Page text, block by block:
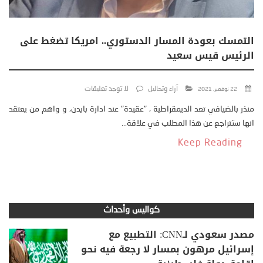
التمسك بعودة المسار الدستوري.. امريكا تضغط على
الرئيس قيس سعيد
22 نوفمبر، 2021 آراء وتحاليل لا توجد تعليقات
منذر بالضيافي تعد الديمقراطية ، "عقيدة" عند ادارة بايدن، و واهم من يعتقد
انها ستتراجع عن هذا المطلب في علاقة...
Keep Reading
كواليس وأحداث
مصدر سعودي لـCNN: التطبيع مع
إسرائيل مرهون بمسار لا رجعة فيه نحو